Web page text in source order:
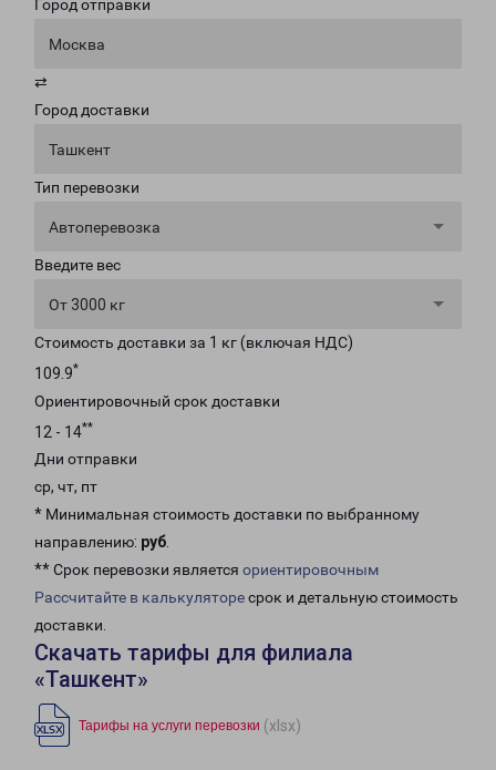
Город отправки
Москва
⇄
Город доставки
Ташкент
Тип перевозки
Автоперевозка
Введите вес
От 3000 кг
Стоимость доставки за 1 кг (включая НДС)
109.9*
Ориентировочный срок доставки
12 - 14**
Дни отправки
ср, чт, пт
* Минимальная стоимость доставки по выбранному
направлению: руб.
** Срок перевозки является ориентировочным
Рассчитайте в калькуляторесрок и детальную стоимость
доставки.
Скачать тарифы для филиала
«Ташкент»
Тарифы на услуги перевозки (xlsx)